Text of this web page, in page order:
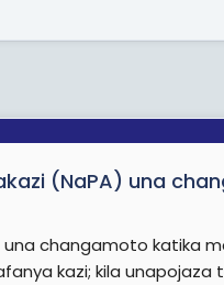
(NaPA) una
una changamoto katika
kazi; kila